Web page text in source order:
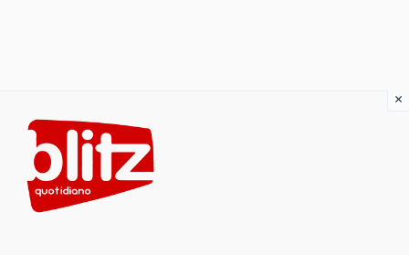
content
×